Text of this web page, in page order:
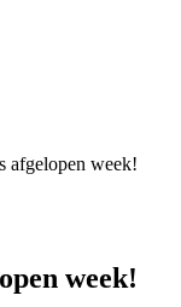
afgelopen week!
week!